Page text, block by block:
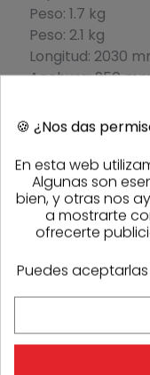
Peso: 1.7 kg
Peso: 2.1 kg
Longitud: 2030
Anchura: 950
Presión sonora:
dB (A)
Incertidumbre K 1
(sonido): 1.5 dB
Presión
dB (A)
Incertidumbre K 2
(sonido): 15 dB
Manguera
🍪 ¿Nos das
En esta web
Algunas son
bien, y otras nos
a mostrarte
ofrecerte
Puedes